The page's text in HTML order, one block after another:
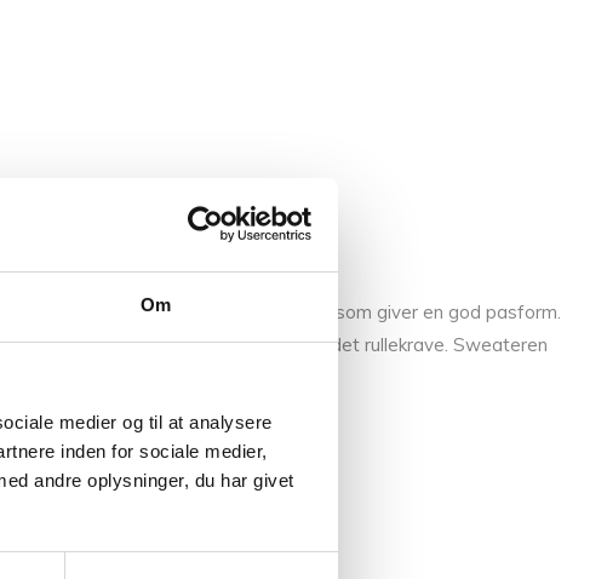
Om
medier og til at analysere
inden for sociale medier,
andre oplysninger, du har givet
er designet med vendepinde, som giver en god pasform.
den som den er, eller som en foldet rullekrave. Sweateren